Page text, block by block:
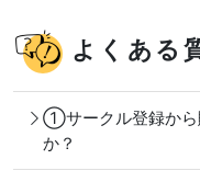
よくある
①サークル登録から
か？